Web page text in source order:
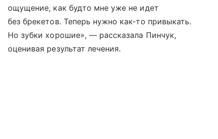
ощущение, как будто мне уже не идет
без брекетов. Теперь нужно как-то привыкать.
Но зубки хорошие», — рассказала Пинчук,
оценивая результат лечения.